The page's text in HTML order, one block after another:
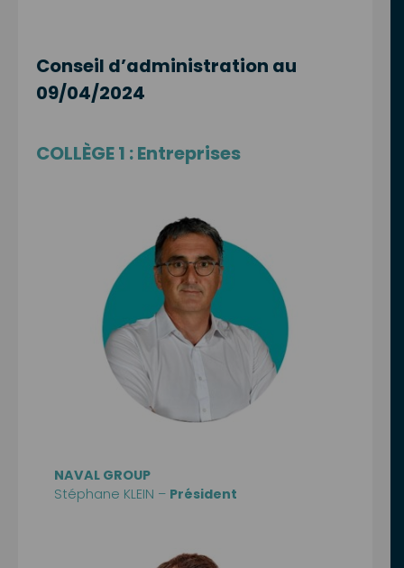
Conseil d’administration au
09/04/2024
COLLÈGE 1 : Entreprises
NAVAL GROUP
Stéphane KLEIN – Président